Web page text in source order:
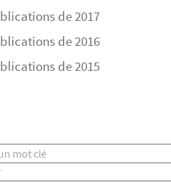
de 2017
de 2016
de 2015